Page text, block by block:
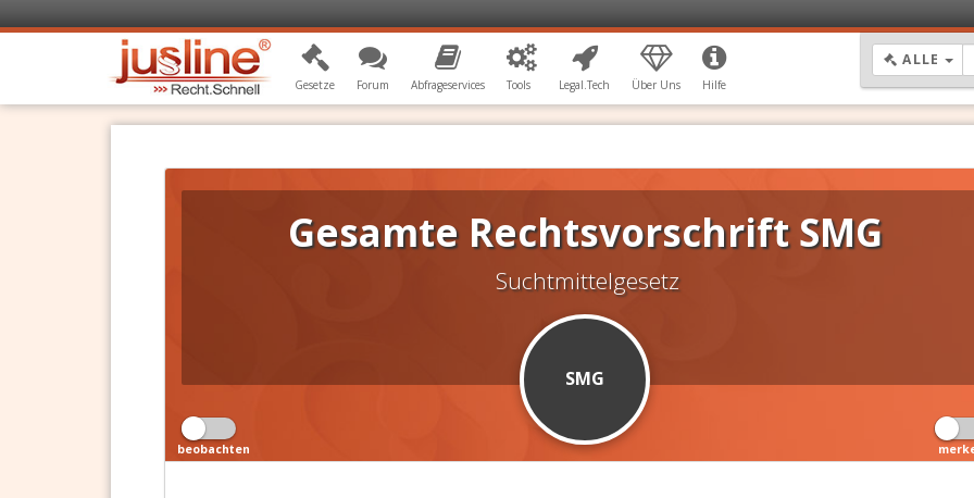
Gesetze Forum Abfrageservices Tools Legal.Tech Über Uns Hilfe
ALLE
Gesamte RechtsvorschriftSMG
Suchtmittelgesetz
SMG
beobachten